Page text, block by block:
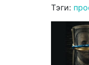
Тэги: